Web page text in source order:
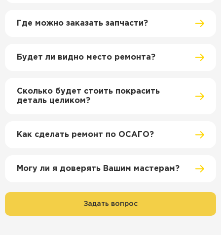
Где можно заказать запчасти?
Будет ли видно место ремонта?
Сколько будет стоить покрасить
деталь целиком?
Как сделать ремонт по ОСАГО?
Могу ли я доверять Вашим мастерам?
Задать вопрос